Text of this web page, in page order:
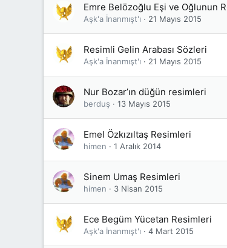
Emre Belözoğlu Eşi ve Oğlunun
Aşk'a İnanmışt'ı 21 Mayıs 2015
Resimli Gelin Arabası Sözleri
Aşk'a İnanmışt'ı 21 Mayıs 2015
Nur Bozar’ın düğün resimleri
berduş 13 Mayıs 2015
Emel Özkızıltaş Resimleri
himen 1 Aralık 2014
Sinem Umaş Resimleri
himen 3 Nisan 2015
Ece Begüm Yücetan Resimleri
Aşk'a İnanmışt'ı 4 Mart 2015